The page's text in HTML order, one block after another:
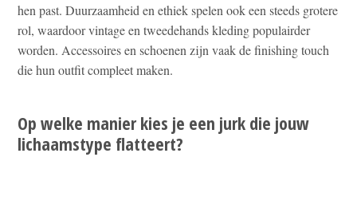
hen past. Duurzaamheid en ethiek spelen ook een steeds grotere
rol, waardoor vintage en tweedehands kleding populairder
worden. Accessoires en schoenen zijn vaak de finishing touch
die hun outfit compleet maken.
Op welke manier kies je een jurk die jouw
lichaamstype flatteert?